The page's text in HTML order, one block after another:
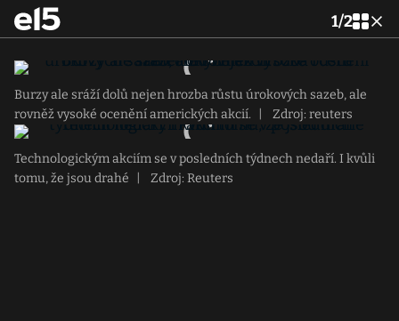
1/2
Burzy ale sráží dolů nejen hrozba růstu úrokových sazeb, ale
rovněž vysoké ocenění amerických akcií.
Zdroj: reuters
Technologickým akciím se v posledních týdnech nedaří. I kvůli
tomu, že jsou drahé
Zdroj: Reuters